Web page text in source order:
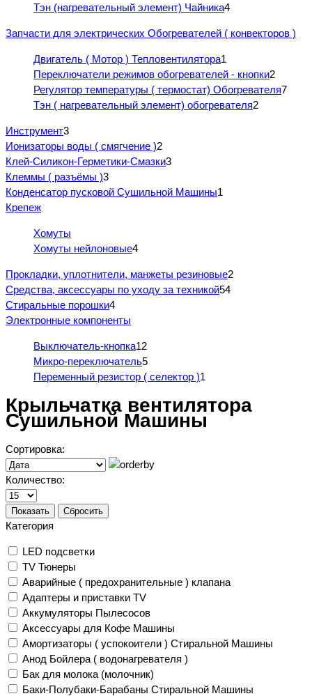
Тэн (нагревательный элемент) Чайника4
Запчасти для электрических Обогревателей ( конвекторов )
Двигатель ( Мотор ) Тепловентилятора1
Переключатели режимов обогревателей - кнопки2
Регулятор температуры ( термостат) Обогревателя7
Тэн ( нагревательный элемент) обогревателя2
Инструмент3
Ионизаторы воды ( смягчение )2
Клей-Силикон-Герметики-Смазки3
Клеммы ( разъёмы )3
Конденсатор пусковой Сушильной Машины1
Крепеж
Хомуты
Хомуты нейлоновые4
Прокладки, уплотнители, манжеты резиновые2
Средства, аксессуары по уходу за техникой54
Стиральные порошки4
Электронные компоненты
Выключатель-кнопка12
Микро-переключатель5
Переменный резистор ( селектор )1
Крыльчатка вентилятора
Сушильной Машины
Сортировка:
Количество:
Показать Сбросить
Категория
LED подсветки
TV Тюнеры
Аварийные ( предохранительные ) клапана
Адаптеры и приставки TV
Аккумуляторы Пылесосов
Аксессуары для Кофе Машины
Амортизаторы ( успокоители ) Стиральной Машины
Анод Бойлера ( водонагревателя )
Бак для молока (молочник)
Баки-Полубаки-Барабаны Стиральной Машины